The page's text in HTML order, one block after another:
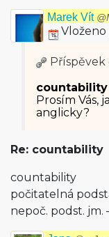
Marek Vít
Příspěvek
countability
Prosím Vás,
anglicky?
Re: countability
countability
počitatelná
nepoč. podst.